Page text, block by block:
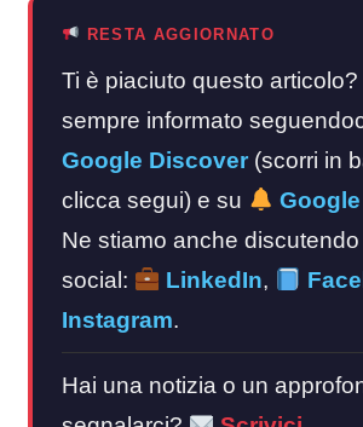
RESTA AGGIORNATO
Ti è piaciuto questo articolo?
sempre informato
Google Discover (scorri in
clicca segui) e su
Ne stiamo anche
social:
LinkedIn,
Instagram.
Hai una notizia o un